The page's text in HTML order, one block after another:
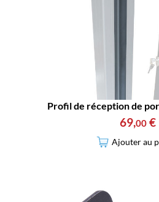
Profil de réception de
69,00 €
Ajouter au